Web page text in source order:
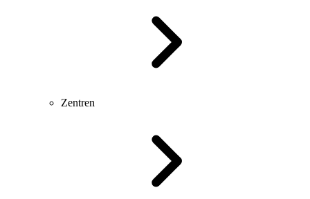
Zentren